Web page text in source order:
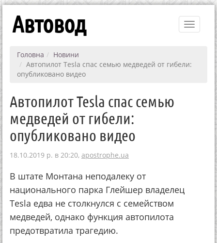
Toggle
Автовод
Головна
Новини
Автопилот Tesla спас семью медведей от гибели:
опубликовано видео
Автопилот Tesla спас семью
медведей от гибели:
опубликовано видео
18.10.2019 р. в 20:20, apostrophe.ua
В штате Монтана неподалеку от
национального парка Глейшер владелец
Tesla едва не столкнулся с семейством
медведей, однако функция автопилота
предотвратила трагедию.